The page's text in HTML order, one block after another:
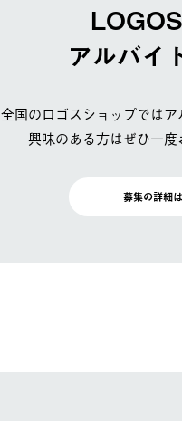
アルバイ
全国のロゴスショップではア
興味のある方はぜひ一度
募集の詳細